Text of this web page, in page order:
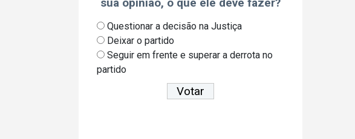
sua opinião, o que ele deve fazer?
Questionar a decisão na Justiça
Deixar o partido
Seguir em frente e superar a derrota no
partido